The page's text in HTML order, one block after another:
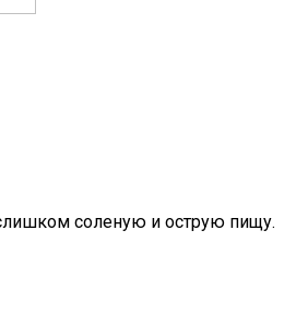
соленую и острую пищу.